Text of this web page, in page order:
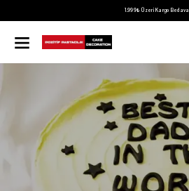
1.999₺ Üzeri Kargo Bedava